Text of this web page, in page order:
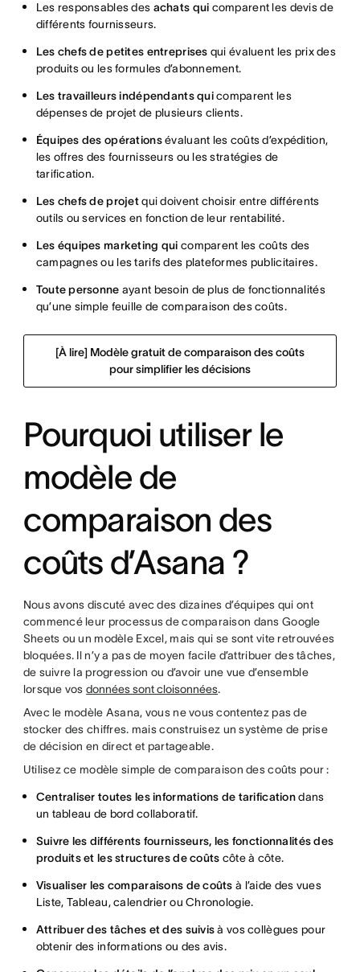
Les responsables des achats qui comparent les devis de
différents fournisseurs.
Les chefs de petites entreprises qui évaluent les prix des
produits ou les formules d’abonnement.
Les travailleurs indépendants quicomparent les
dépenses de projet de plusieurs clients.
Équipes des opérationsévaluant les coûts d’expédition,
les offres des fournisseurs ou les stratégies de
tarification.
Les chefs de projetqui doivent choisir entre différents
outils ou services en fonction de leur rentabilité.
Les équipes marketing qui comparent les coûts des
campagnes ou les tarifs des plateformes publicitaires.
Toute personne ayant besoin de plus de fonctionnalités
qu’une simple feuille de comparaison des coûts.
[À lire] Modèle gratuit de comparaison des coûts
pour simplifier les décisions
Pourquoi utiliser le
modèle de
comparaison des
coûts d’Asana ?
Nous avons discuté avec des dizaines d’équipes qui ont
commencé leur processus de comparaison dans Google
Sheets ou un modèle Excel, mais qui se sont vite retrouvées
bloquées. Il n’y a pas de moyen facile d’attribuer des tâches,
de suivre la progression ou d’avoir une vue d’ensemble
lorsque vosdonnées sont cloisonnées.
Avec le modèle Asana, vous ne vous contentez pas de
stocker des chiffres. mais construisez un système de prise
de décision en direct et partageable.
Utilisez ce modèle simple de comparaison des coûts pour :
Centraliser toutes les informations de tarificationdans
un tableau de bord collaboratif.
Suivre les différents fournisseurs, les fonctionnalités des
produits et les structures de coûts côte à côte.
Visualiser les comparaisons de coûts à l’aide des vues
Liste, Tableau, calendrier ou Chronologie.
Attribuer des tâches et des suivisà vos collègues pour
obtenir des informations ou des avis.